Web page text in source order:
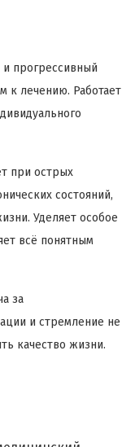
прогрессивный
к лечению. Работает
при острых
состояний,
Уделяет особое
всё понятным
за
и стремление не
качество жизни.